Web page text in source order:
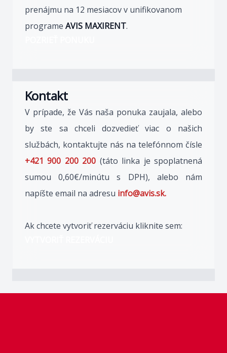
prenájmu na 12 mesiacov v unifikovanom
programe AVIS MAXIRENT.
Kontakt
V prípade, že Vás naša ponuka zaujala, alebo
by ste sa chceli dozvedieť viac o našich
službách, kontaktujte nás na telefónnom čísle
+421 900 200 200 (táto linka je spoplatnená
sumou 0,60€/minútu s DPH), alebo nám
napíšte email na adresu info@avis.sk.
Ak chcete vytvoriť rezerváciu kliknite sem: